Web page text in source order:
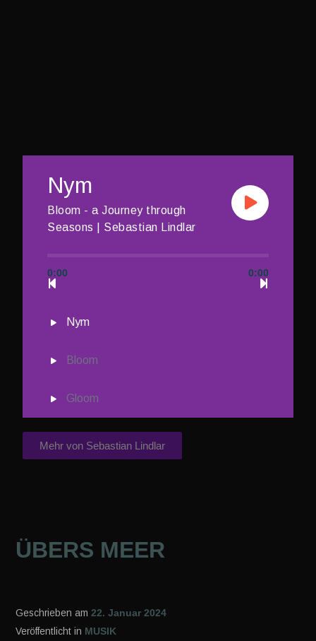
Nym
Bloom - a Journey through
Seasons | Sebastian Lindlar
0:00 0:00
Nym
Bloom
Gloom
Mehr von Sebastian Lindlar
ÜBERS MEER
Geschrieben am22. Januar 2024
Veröffentlicht in MUSIK